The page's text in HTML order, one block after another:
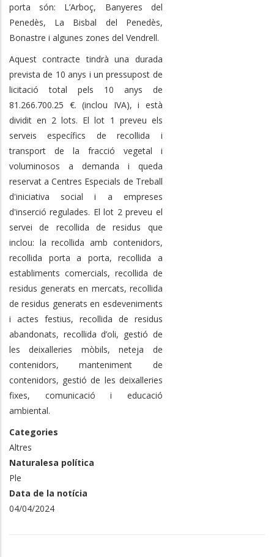
porta són: L’Arboç, Banyeres del
Penedès, La Bisbal del Penedès,
Bonastre i algunes zones del Vendrell.
Aquest contracte tindrà una durada
prevista de 10 anys i un pressupost de
licitació total pels 10 anys de
81.266.700.25 €. (inclou IVA), i està
dividit en 2 lots. El lot 1 preveu els
serveis específics de recollida i
transport de la fracció vegetal i
voluminosos a demanda i queda
reservat a Centres Especials de Treball
d'iniciativa social i a empreses
d'inserció regulades. El lot 2 preveu el
servei de recollida de residus que
inclou: la recollida amb contenidors,
recollida porta a porta, recollida a
establiments comercials, recollida de
residus generats en mercats, recollida
de residus generats en esdeveniments
i actes festius, recollida de residus
abandonats, recollida d’oli, gestió de
les deixalleries mòbils, neteja de
contenidors, manteniment de
contenidors, gestió de les deixalleries
fixes, comunicació i educació
ambiental.
Categories
Altres
Naturalesa política
Ple
Data de la notícia
04/04/2024